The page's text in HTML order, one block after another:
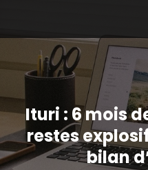
Ituri : 6 mois
restes
bilan